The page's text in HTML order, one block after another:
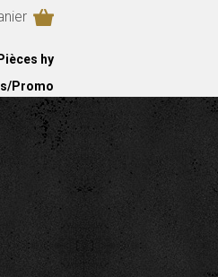
Pièces hy
Promo